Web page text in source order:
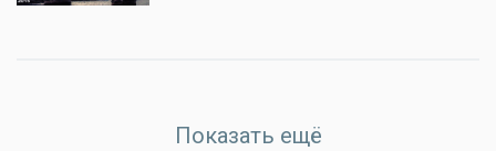
Показать ещё